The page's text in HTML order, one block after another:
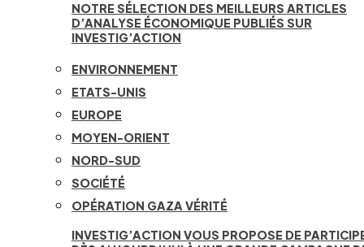
NOTRE SÉLECTION DES MEILLEURS ARTICLES
D’ANALYSE ÉCONOMIQUE PUBLIÉS SUR
INVESTIG’ACTION
ENVIRONNEMENT
ETATS-UNIS
EUROPE
MOYEN-ORIENT
NORD-SUD
SOCIÉTÉ
OPÉRATION GAZA VÉRITÉ
INVESTIG’ACTION VOUS PROPOSE DE